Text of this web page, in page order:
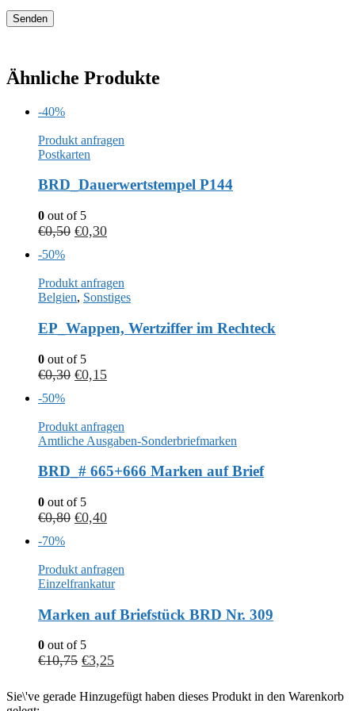
Ähnliche Produkte
-40%
Produkt anfragen
Postkarten
BRD_Dauerwertstempel P144
0 out of 5
€0,50 €0,30
-50%
Produkt anfragen
Belgien, Sonstiges
EP_Wappen, Wertziffer im Rechteck
0 out of 5
€0,30 €0,15
-50%
Produkt anfragen
Amtliche Ausgaben-Sonderbriefmarken
BRD_# 665+666 Marken auf Brief
0 out of 5
€0,80 €0,40
-70%
Produkt anfragen
Einzelfrankatur
Marken auf Briefstück BRD Nr. 309
0 out of 5
€10,75 €3,25
Sie\'ve gerade Hinzugefügt haben dieses Produkt in den Warenkorb